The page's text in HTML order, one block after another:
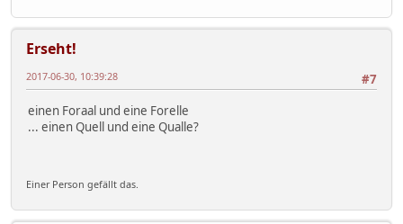
Erseht!
#7
2017-06-30, 10:39:28
einen Foraal und eine Forelle
... einen Quell und eine Qualle?
Einer Person gefällt das.